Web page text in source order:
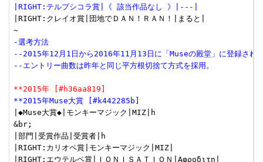
|RIGHT:テルプシコラ賞|《 該当作品なし 》|---|
|RIGHT:クレイオ賞|団地でＤＡＮ！ＲＡＮ！|まると|
~
-選考方法
--2015年12月1日から2016年11月13日に「Museの殿堂」に登録され
--エントリー曲数は昨年と同じ平方根切捨て方式を採用。
**2015年 [#h36aa819]
**2015年Muse大賞 [#k442285b]
|◆Muse大賞◆|モンキーマジック|MIZ|h
&br;
|部門|受賞作品|受賞者|h
|RIGHT:カリオペ賞|モンキーマジック|MIZ|
|RIGHT:エウテルペ賞|ＩＯＮＩＳＡＴＩＯＮ|Αφροδιτη|